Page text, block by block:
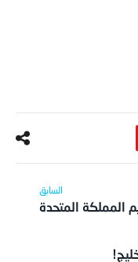
المملكة المتحدة